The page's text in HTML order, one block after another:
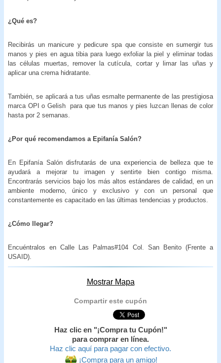
¿Qué es?
Recibirás un manicure y pedicure spa que consiste en sumergir tus
manos y pies en agua tibia para luego exfoliar la piel y eliminar todas
las células muertas, remover la cutícula, cortar y limar las uñas y
aplicar una crema hidratante.
También, se aplicará a tus uñas esmalte permanente de las prestigiosa
marca OPI o Gelish para que tus manos y pies luzcan llenas de color
hasta por 2 semanas.
¿Por qué recomendamos a Epifanía Salón?
En Epifanía Salón disfrutarás de una experiencia de belleza que te
ayudará a mejorar tu imagen y sentirte bien contigo misma.
Encontrarás servicios bajo los más altos estándares de calidad, en un
ambiente moderno, único y exclusivo y con un personal que
constantemente es capacitado en las últimas tendencias y productos.
¿Cómo llegar?
Encuéntralos en Calle Las Palmas#104 Col. San Benito (Frente a
USAID).
Mostrar Mapa
Compartir este cupón
Haz clic en "¡Compra tu Cupón!"
para comprar en línea.
Haz clic aquí para pagar con efectivo.
¡Compra para un amigo!